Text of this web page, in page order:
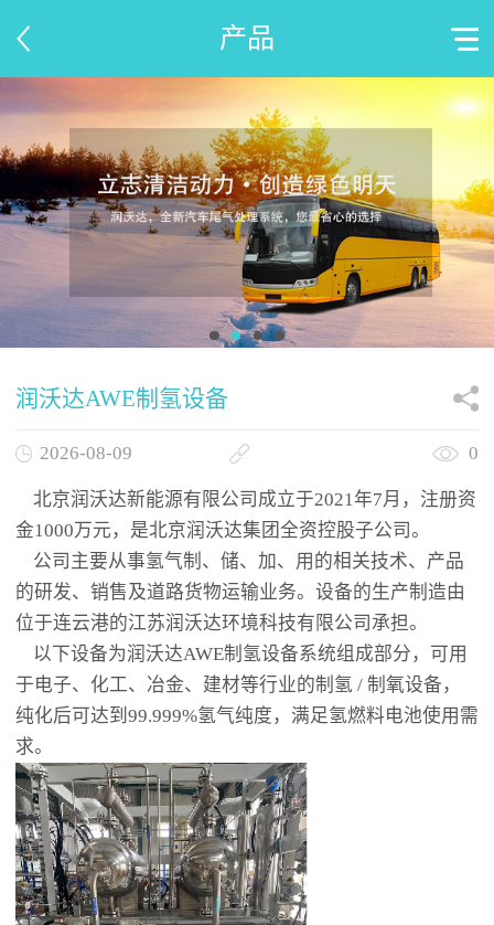
产品
润沃达AWE制氢设备
2026-08-09 0
北京润沃达新能源有限公司成立于2021年7月，注册资
金1000万元，是北京润沃达集团全资控股子公司。
公司主要从事氢气制、储、加、用的相关技术、产品
的研发、销售及道路货物运输业务。设备的生产制造由
位于连云港的江苏润沃达环境科技有限公司承担。
以下设备为润沃达AWE制氢设备系统组成部分，可用
于电子、化工、冶金、建材等行业的制氢 / 制氧设备，
纯化后可达到99.999%氢气纯度，满足氢燃料电池使用需
求。